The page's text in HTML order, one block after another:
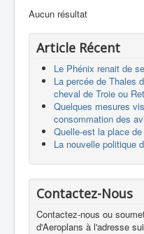
Europespace
Drones
Aucun résultat
Article Récent
Le Phénix renait de
La percée de Thales
cheval de Troie ou
Quelques mesures
consommation des
Quelle-est la place
La nouvelle politique
Contactez-Nous
Contactez-nous ou
d'Aeroplans à l'adresse